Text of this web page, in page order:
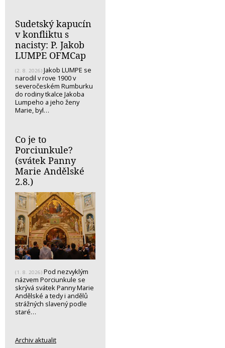
Sudetský kapucín
v konfliktu s
nacisty: P. Jakob
LUMPE OFMCap
(2. 8. 2026) Jakob LUMPE se
narodil v rove 1900 v
severočeském Rumburku
do rodiny tkalce Jakoba
Lumpeho a jeho ženy
Marie, byl…
Co je to
Porciunkule?
(svátek Panny
Marie Andělské
2.8.)
(1. 8. 2026) Pod nezvyklým
názvem Porciunkule se
skrývá svátek Panny Marie
Andělské a tedy i andělů
strážných slavený podle
staré…
Archiv aktualit